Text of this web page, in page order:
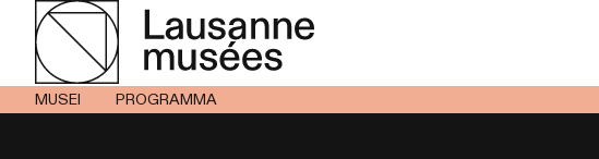
MUSEI PROGRAMMA